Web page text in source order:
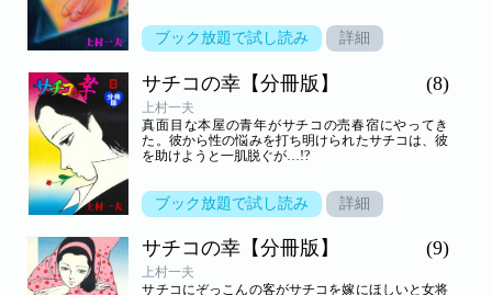
ブック放題で試し読み 詳細
サチコの幸【分冊版】 (8)
上村一夫
真面目な本屋の青年がサチコの売春宿にやってき
た。彼から性の悩みを打ち明けられたサチコは、彼
を助けようと一肌脱ぐが…!?
ブック放題で試し読み 詳細
サチコの幸【分冊版】 (9)
上村一夫
サチコにぞっこんの客がサチコを嫁にほしいと女将